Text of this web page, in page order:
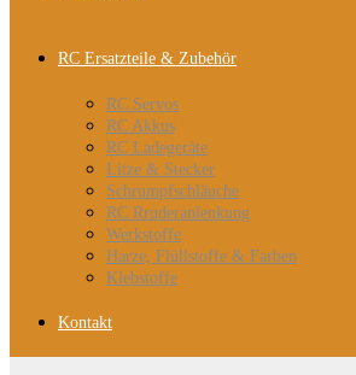
RC Ersatzteile & Zubehör
RC Servos
RC Akkus
RC Ladegeräte
Litze & Stecker
Schrumpfschläuche
RC Rruderanlenkung
Werkstoffe
Harze, Flüllstoffe & Farben
Klebstoffe
Kontakt